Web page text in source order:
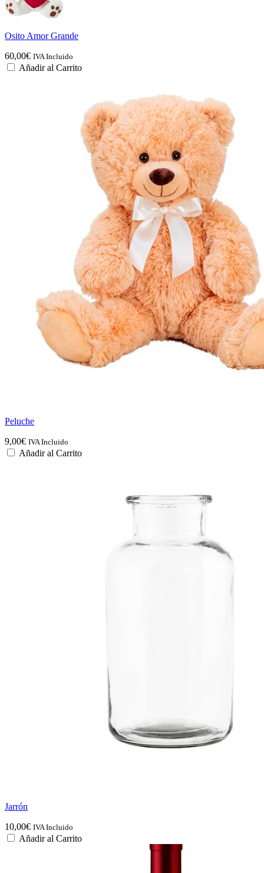
Osito Amor Grande
60,00€ IVA Incluido
Añadir al Carrito
Peluche
9,00€ IVA Incluido
Añadir al Carrito
Jarrón
10,00€ IVA Incluido
Añadir al Carrito